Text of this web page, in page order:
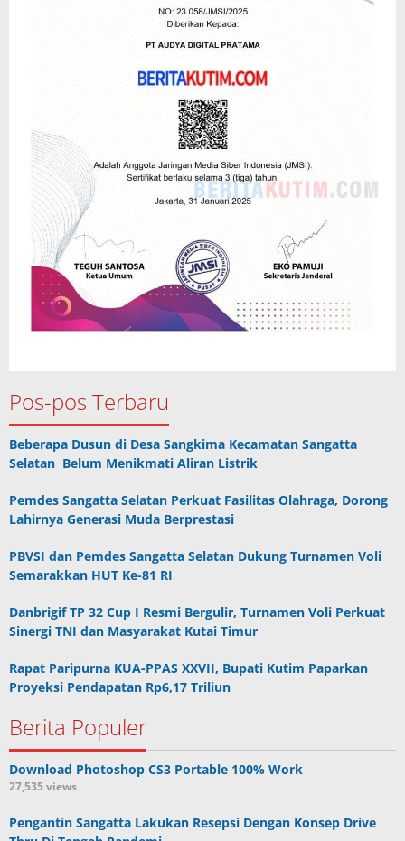
Pos-pos Terbaru
Beberapa Dusun di Desa Sangkima Kecamatan Sangatta
Selatan Belum Menikmati Aliran Listrik
Pemdes Sangatta Selatan Perkuat Fasilitas Olahraga, Dorong
Lahirnya Generasi Muda Berprestasi
PBVSI dan Pemdes Sangatta Selatan Dukung Turnamen Voli
Semarakkan HUT Ke-81 RI
Danbrigif TP 32 Cup I Resmi Bergulir, Turnamen Voli Perkuat
Sinergi TNI dan Masyarakat Kutai Timur
Rapat Paripurna KUA-PPAS XXVII, Bupati Kutim Paparkan
Proyeksi Pendapatan Rp6,17 Triliun
Berita Populer
Download Photoshop CS3 Portable 100% Work
27,535 views
Pengantin Sangatta Lakukan Resepsi Dengan Konsep Drive